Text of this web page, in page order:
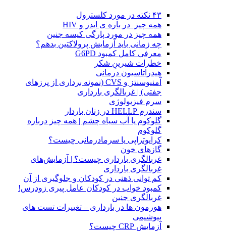
۴۳ نکته در مورد کلسترول
همه چیز در باره ی ایدز و HIV
همه چیز در مورد پارگی کیسه جنین
چه زمانی باید آزمایش پرولاکتین بدهم؟
معرفی کامل کمبود G6PD
خطرات شیرینِ شکر
هیدراتاسیون درمانی
آمنیوسنتز و CVS (نمونه برداری از پرزهای
جفتی) | غربالگری بارداری
سرم فیزیولوژی
سندرم HELLP در زنان باردار
گلوکوم یا آب سیاه چشم | همه چیز درباره
گلوکوم
کرایوتراپی یا سرمادرمانی چیست؟
گازهای خون
غربالگری بارداری چیست؟ | آزمایش‌های
غربالگری بارداری
کم توانی ذهنی در کودکان و جلوگیری از آن
کمبود خواب در کودکان عامل پیری زودرس!
غربالگری جنین
هورمون ها در بارداری – تغییرات تست های
بیوشیمی
آزمایش CRP چیست؟